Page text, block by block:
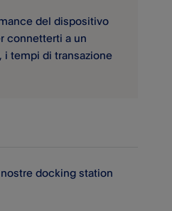
del dispositivo
connetterti a un
i tempi di transazione
docking station